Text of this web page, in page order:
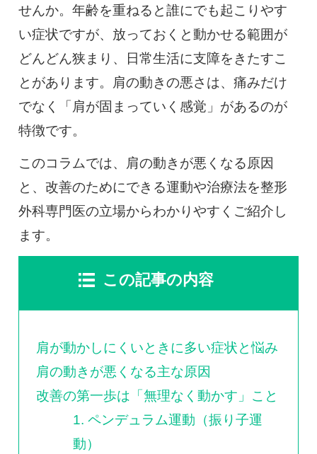
※上記電話番号をタップで電話が繋がります
電話受付時間：月〜金／9:00〜16:30（土日祝休）
せんか。年齢を重ねると誰にでも起こりやす
い症状ですが、放っておくと動かせる範囲が
どんどん狭まり、日常生活に支障をきたすこ
とがあります。肩の動きの悪さは、痛みだけ
でなく「肩が固まっていく感覚」があるのが
特徴です。
このコラムでは、肩の動きが悪くなる原因
と、改善のためにできる運動や治療法を整形
外科専門医の立場からわかりやすくご紹介し
ます。
この記事の内容
肩が動かしにくいときに多い症状と悩み
肩の動きが悪くなる主な原因
改善の第一歩は「無理なく動かす」こと
1. ペンデュラム運動（振り子運
動）